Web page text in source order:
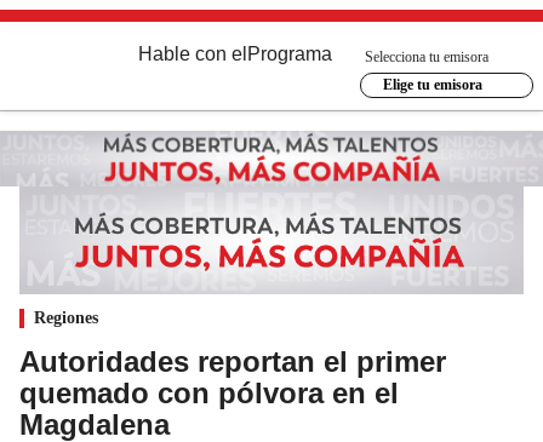
Hable con el Programa
Selecciona tu emisora
Elige tu emisora
Regiones
Autoridades reportan el primer
quemado con pólvora en el
Magdalena